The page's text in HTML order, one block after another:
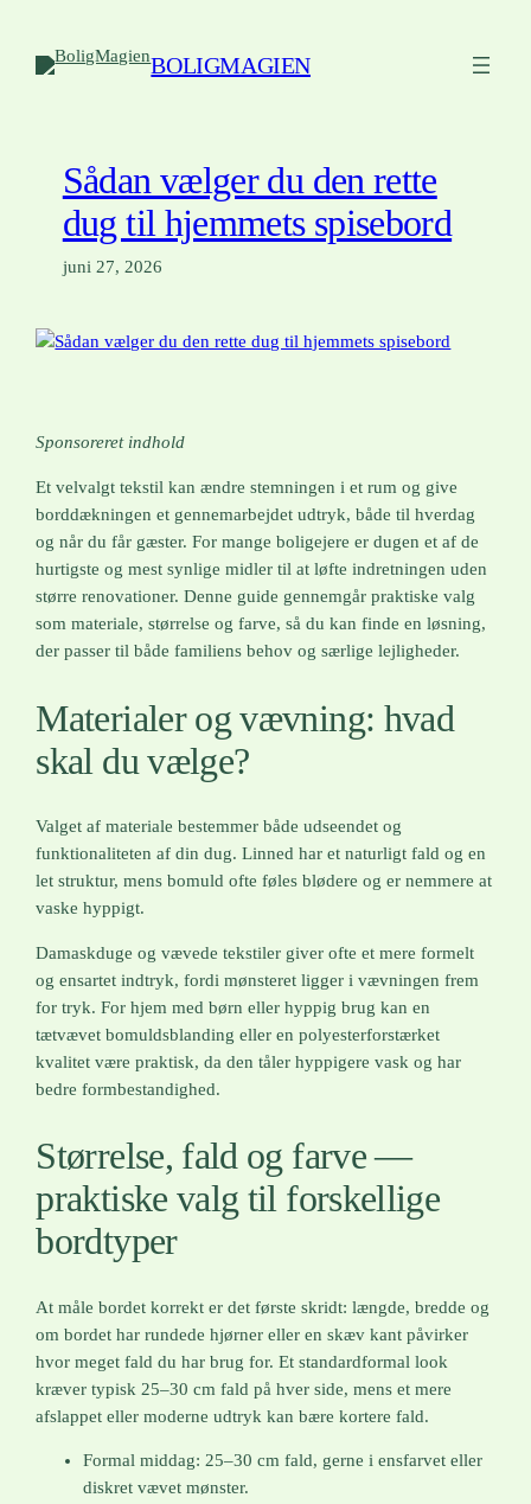
indhold
BOLIGMAGIEN
Sådan vælger du den rette
dug til hjemmets spisebord
juni 27, 2026
Sponsoreret indhold
Et velvalgt tekstil kan ændre stemningen i et rum og give
borddækningen et gennemarbejdet udtryk, både til hverdag
og når du får gæster. For mange boligejere er dugen et af de
hurtigste og mest synlige midler til at løfte indretningen uden
større renovationer. Denne guide gennemgår praktiske valg
som materiale, størrelse og farve, så du kan finde en løsning,
der passer til både familiens behov og særlige lejligheder.
Materialer og vævning: hvad
skal du vælge?
Valget af materiale bestemmer både udseendet og
funktionaliteten af din dug. Linned har et naturligt fald og en
let struktur, mens bomuld ofte føles blødere og er nemmere at
vaske hyppigt.
Damaskduge og vævede tekstiler giver ofte et mere formelt
og ensartet indtryk, fordi mønsteret ligger i vævningen frem
for tryk. For hjem med børn eller hyppig brug kan en
tætvævet bomuldsblanding eller en polyesterforstærket
kvalitet være praktisk, da den tåler hyppigere vask og har
bedre formbestandighed.
Størrelse, fald og farve —
praktiske valg til forskellige
bordtyper
At måle bordet korrekt er det første skridt: længde, bredde og
om bordet har rundede hjørner eller en skæv kant påvirker
hvor meget fald du har brug for. Et standardformal look
kræver typisk 25–30 cm fald på hver side, mens et mere
afslappet eller moderne udtryk kan bære kortere fald.
Formal middag: 25–30 cm fald, gerne i ensfarvet eller
diskret vævet mønster.